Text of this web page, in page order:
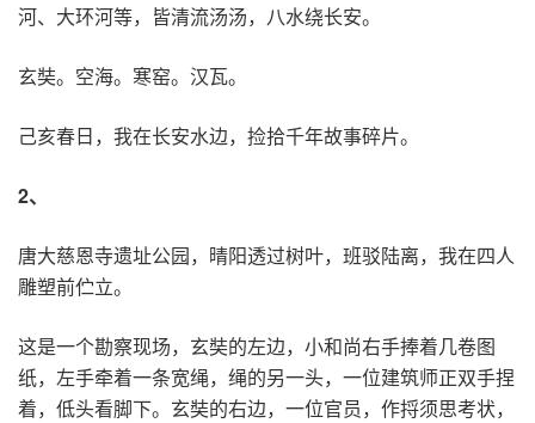
河、大环河等，皆清流汤汤，八水绕长安。
玄奘。空海。寒窑。汉瓦。
己亥春日，我在长安水边，捡拾千年故事碎片。
2、
唐大慈恩寺遗址公园，晴阳透过树叶，班驳陆离，我在四人
雕塑前伫立。
这是一个勘察现场，玄奘的左边，小和尚右手捧着几卷图
纸，左手牵着一条宽绳，绳的另一头，一位建筑师正双手捏
着，低头看脚下。玄奘的右边，一位官员，作捋须思考状，